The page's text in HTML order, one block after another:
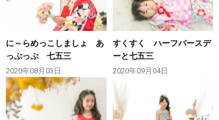
に～らめっこしましょ あ
っぷっぷ 七五三
2020年08月03日
すくすく ハーフバースデ
ーと七五三
2020年09月04日